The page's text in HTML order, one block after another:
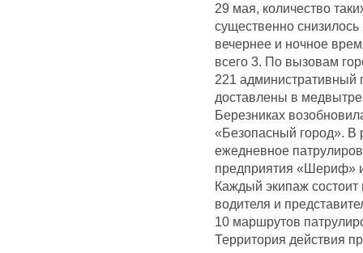
29 мая, количество
существенно
вечернее и ночное
всего 3. По вызовам
221 административный
доставлены в
Березниках
«Безопасный город». В
ежедневное
предприятия «Шериф» и
Каждый экипаж состоит
водителя и
10 маршрутов
Территория действия